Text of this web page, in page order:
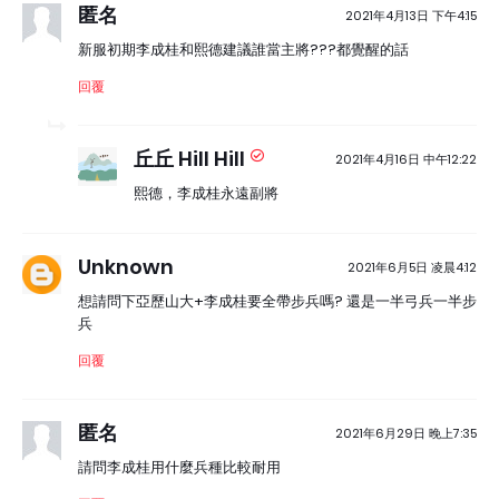
匿名 2021年4月13日 下午4:15
新服初期李成桂和熙德建議誰當主將???都覺醒的話
回覆
丘丘 Hill Hill 2021年4月16日 中午12:22
熙德，李成桂永遠副將
Unknown 2021年6月5日 凌晨4:12
想請問下亞歷山大+李成桂要全帶步兵嗎? 還是一半弓兵一半步
兵
回覆
匿名 2021年6月29日 晚上7:35
請問李成桂用什麼兵種比較耐用